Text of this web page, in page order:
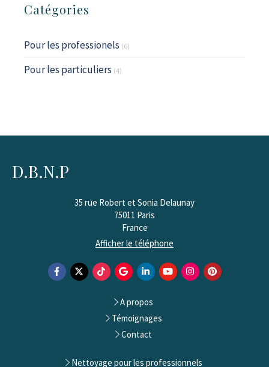
Catégories
Pour les professionels (6)
Pour les particuliers (4)
D.B.N.P
35 rue Robert et Sonia Delaunay
75011 Paris
France
Afficher le téléphone
A propos
Témoignages
Contact
Nettoyage pour les professionnels